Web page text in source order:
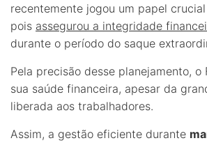
recentemente jogou um papel
pois assegurou a integridade
durante o período do saque
Pela precisão desse planejamento, o
sua saúde financeira, apesar da
liberada aos trabalhadores.
Assim, a gestão eficiente durante